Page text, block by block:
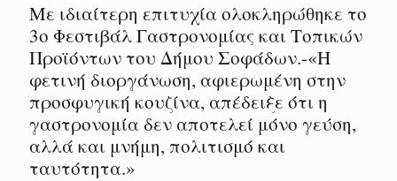
Με ιδιαίτερη επιτυχία ολοκληρώθηκε το
3ο Φεστιβάλ Γαστρονομίας και Τοπικών
Προϊόντων του Δήμου Σοφάδων.-«Η
φετινή διοργάνωση, αφιερωμένη στην
προσφυγική κουζίνα, απέδειξε ότι η
γαστρονομία δεν αποτελεί μόνο γεύση,
αλλά και μνήμη, πολιτισμό και
ταυτότητα.»